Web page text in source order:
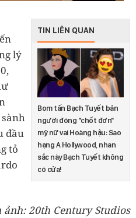
TIN LIÊN QUAN
Bom tấn Bạch Tuyết bản
người đóng "chốt đơn"
mỹ nữ vai Hoàng hậu: Sao
hạng A Hollywood, nhan
sắc này Bạch Tuyết không
có cửa!
lý
đầu
tỏ
ảnh: 20th Century Studios